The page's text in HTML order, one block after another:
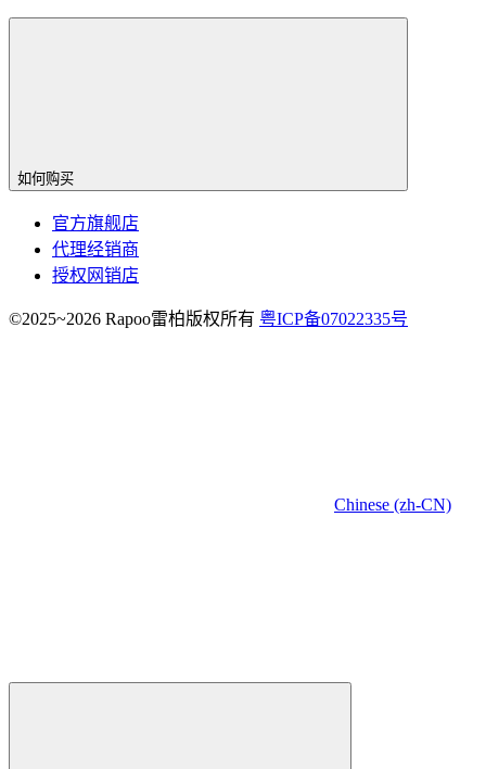
如何购买
官方旗舰店
代理经销商
授权网销店
©2025~2026 Rapoo雷柏版权所有 粤ICP备07022335号
Chinese (zh-CN)